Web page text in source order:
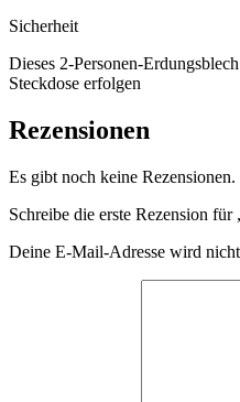
Sicherheit
Dieses 2-Personen-
Steckdose erfolgen
Rezensionen
Es gibt noch keine Rezensionen.
Schreibe die erste Rezension
Deine E-Mail-Adresse wird